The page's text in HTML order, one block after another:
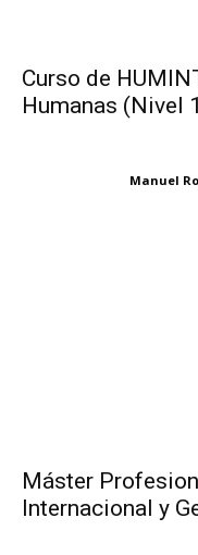
Curso de
Humanas (Nivel
Manuel
Máster
Internacional y